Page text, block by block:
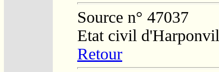
Source n° 47037
Etat civil
Retour